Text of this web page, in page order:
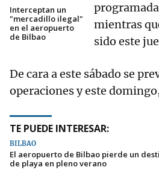
Interceptan un
"mercadillo ilegal"
en el aeropuerto
de Bilbao
mientras
sido este
De cara a este sábado se
operaciones y este
TE PUEDE INTERESAR:
BILBAO
El aeropuerto de Bilbao pierde un
de playa en pleno verano